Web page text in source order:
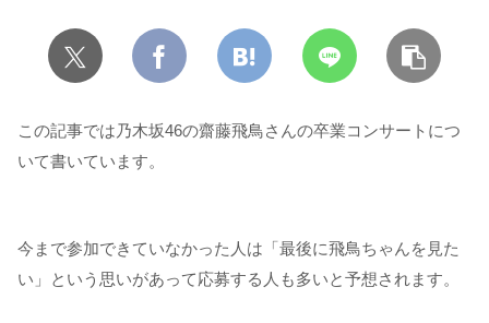
この記事では乃木坂46の齋藤飛鳥さんの卒業コンサートにつ
いて書いています。
今まで参加できていなかった人は「最後に飛鳥ちゃんを見た
い」という思いがあって応募する人も多いと予想されます。